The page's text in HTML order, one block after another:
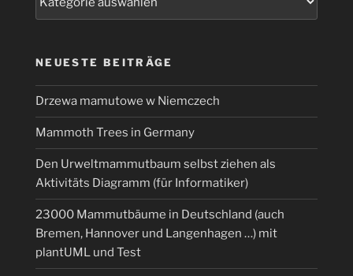
NEUESTE BEITRÄGE
Drzewa mamutowe w Niemczech
Mammoth Trees in Germany
Den Urweltmammutbaum selbst ziehen als
Aktivitäts Diagramm (für Informatiker)
23000 Mammutbäume in Deutschland (auch
Bremen, Hannover und Langenhagen …) mit
plantUML und Test